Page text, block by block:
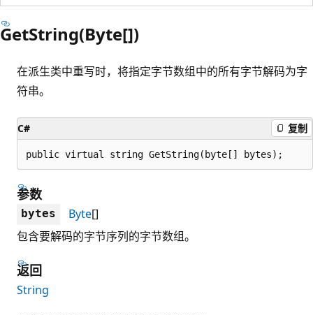
GetString(Byte[])
在派生类中重写时，将指定字节数组中的所有字节解码为字
符串。
C# 复制
public virtual string GetString(byte[] bytes);
参数
bytes Byte[]
包含要解码的字节序列的字节数组。
返回
String